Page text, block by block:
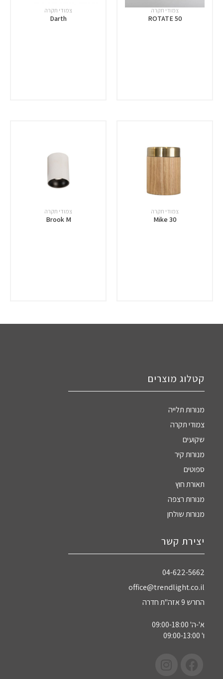
צמודי תקרה
ROTATE 50
צמודי תקרה
Darth
צמודי תקרה
Mike 30
צמודי תקרה
Brook M
קטלוג מוצרים
מנורות תלייה
צמודי תקרה
שקועים
מנורות קיר
ספוטים
תאורת חוץ
מנורות רצפה
מנורות שולחן
יצירת קשר
04-622-5662‏
office@trendlight.co.il
החרש 9 אזה"ת חדרה
א'-ה' 09:00-18:00
ו' 09:00-13:00